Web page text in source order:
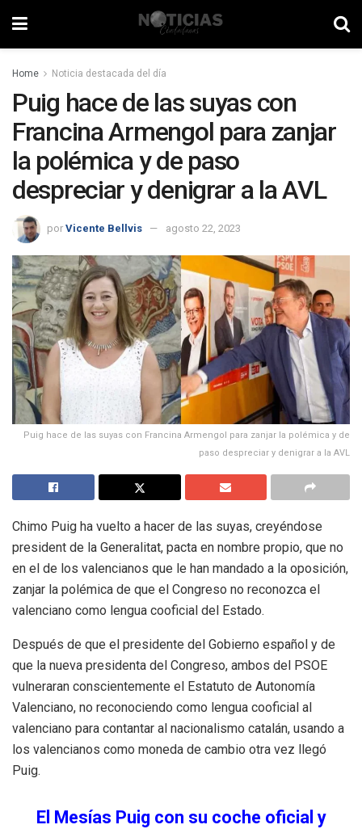
Home Noticia destacada del día
Puig hace de las suyas con
Francina Armengol para zanjar
la polémica y de paso
despreciar y denigrar a la AVL
por Vicente Bellvis agosto 22, 2023
Puig hace de las suyas con Francina Armengol para zanjar la polémica y de
paso despreciar y denigrar a la AVL
Chimo Puig ha vuelto a hacer de las suyas, creyéndose
president de la Generalitat, pacta en nombre propio, que no
en el de los valencianos que le han mandado a la oposición,
zanjar la polémica de que el Congreso no reconozca el
valenciano como lengua cooficial del Estado.
Después de que el presidente del Gobierno español y de
que la nueva presidenta del Congreso, ambos del PSOE
vulneraran conscientemente el Estatuto de Autonomía
Valenciano, no reconociendo como lengua cooficial al
valenciano para contantar al nacionalismo catalán, usando a
los valencianos como moneda de cambio otra vez llegó
Puig.
El Mesías Puig con su coche oficial y